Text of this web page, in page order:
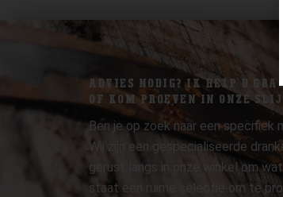
ADVIES NODIG? IK HELP U
OF KOM PROEVEN IN ONZE
Ben je op zoek naar een specifiek
Wij zijn een gespecialiseerde
gerust langs in onze winkel om
staat een ruime selectie om te